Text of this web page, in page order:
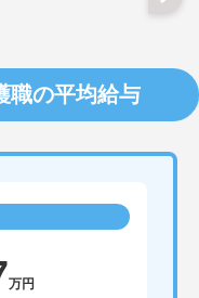
職の平均給与
万円